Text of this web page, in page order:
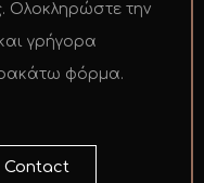
Ολοκληρώστε την
γρήγορα
φόρμα.
Contact